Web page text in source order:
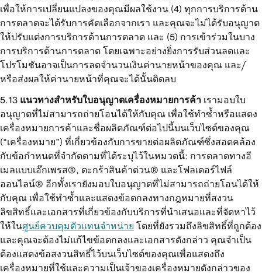
เพื่อให้การเปลี่ยนแปลงของคุณมีผลใช้งาน (4) ทุกการบริการด้าน
การตลาดจะได้รับการคัดเลือกจากเรา และคุณจะไม่ได้รับอนุญาต
ให้ปรับแต่งการบริการด้านการตลาด และ (5) การเข้าร่วมในบาง
การบริการด้านการตลาด โดยเฉพาะอย่างยิ่งการรับส่วนลดและ
โปรโมชันอาจเป็นการลดจำนวนเงินค่านายหน้าของคุณ และ/
หรือส่งผลให้ค่านายหน้าที่คุณจะได้นั้นติดลบ
แนวทางสำหรับใบอนุญาตเครื่องหมายการค้า เรามอบใบ
อนุญาตที่ไม่สามารถถ่ายโอนได้ให้กับคุณ เพื่อใช้ทำซ้ำหรือแสดง
เครื่องหมายการค้าและชื่อผลิตภัณฑ์ต่อไปนี้บนเว็บไซต์ของคุณ
(“เครื่องหมาย”) ที่เกี่ยวข้องกับการขายต่อผลิตภัณฑ์ซึ่งสอดคล้อง
กับข้อกำหนดที่จำกัดตามที่ได้ระบุไว้ในหมวดนี้: การตลาดทางอี
เมลเเบบเอ๊กเพรส®, ตะกร้าสินค้าด่วน® และโฟลเดอร์ไฟล์
ออนไลน์® อีกทั้งเรายังมอบใบอนุญาตที่ไม่สามารถถ่ายโอนได้ให้
กับคุณ เพื่อใช้ทำซ้ำและแสดงข้อตกลงทางกฎหมายที่สงวน
ลิขสิทธิ์และเอกสารที่เกี่ยวข้องกับบริการที่นำเสนอและที่จัดหาไว้
ให้ในศูนย์ควบคุมตัวแทนจำหน่าย โดยที่ยังรวมถึงลิขสิทธิ์ที่ถูกต้อง
และคุณจะต้องไม่แก้ไขข้อตกลงและเอกสารดังกล่าว คุณจำเป็น
ต้องแสดงข้อสงวนสิทธิ์ไว้บนเว็บไซต์ของคุณเพื่อแสดงถึง
เครื่องหมายที่ใช้และความเป็นเจ้าของเครื่องหมายดังกล่าวของ